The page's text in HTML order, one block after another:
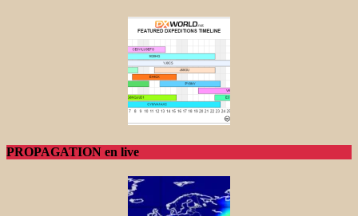
PROPAGATION en live